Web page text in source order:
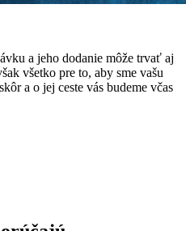
a jeho dodanie môže trvať aj
všetko pre to, aby sme vašu
a o jej ceste vás budeme včas